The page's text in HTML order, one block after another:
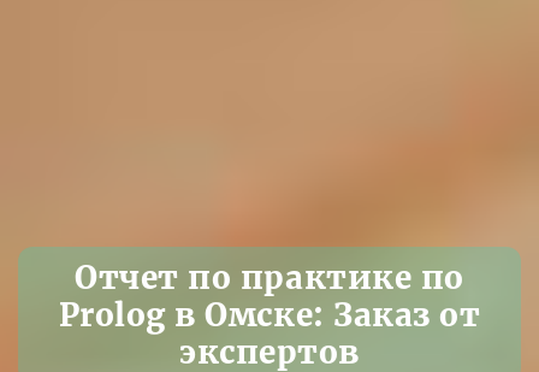
Отчет по практике по
Prolog в Омске: Заказ от
экспертов